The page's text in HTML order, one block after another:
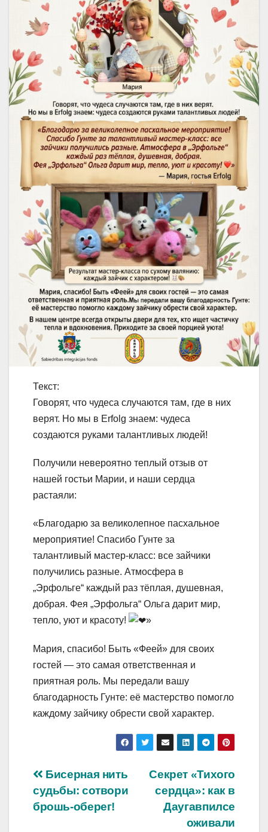
Текст:
Говорят, что чудеса случаются там, где в них
верят. Но мы в Erfolg знаем: чудеса
создаются руками талантливых людей!
Получили невероятно теплый отзыв от
нашей гостьи Марии, и наши сердца
растаяли:
«Благодарю за великолепное пасхальное
мероприятие! Спасибо Гунте за
талантливый мастер-класс: все зайчики
получились разные. Атмосфера в
„Эрфольге“ каждый раз тёплая, душевная,
добрая. Фея „Эрфольга“ Ольга дарит мир,
тепло, уют и красоту!
»
Мария, спасибо! Быть «Феей» для своих
гостей — это самая ответственная и
приятная роль. Мы передали вашу
благодарность Гунте: её мастерство помогло
каждому зайчику обрести свой характер.
Навигация
по
Секрет «Тихого
сердца»: как в
Даугавпилсе
оживали
Бисерная нить
судьбы: сотвори
брошь-оберег!